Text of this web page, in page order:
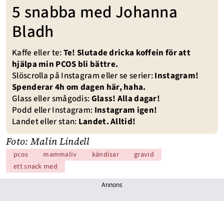
5 snabba med Johanna
Bladh
Kaffe eller te:Te! Slutade dricka koffein för att
hjälpa min PCOS bli bättre.
Slöscrolla på Instagram eller se serier:Instagram!
Spenderar 4h om dagen här, haha.
Glass eller smågodis:Glass! Alla dagar!
Podd eller Instagram: Instagram igen!
Landet eller stan: Landet. Alltid!
Foto: Malin Lindell
pcos mammaliv kändisar
gravid
ett snack med
Annons